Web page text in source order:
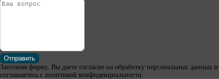
Отправить
Заполняя форму, Вы даете согласие на обработку персональных данных и
соглашаетесь с политикой конфиденциальности